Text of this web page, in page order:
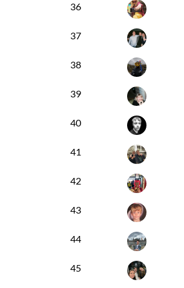
36
37
38
39
40
41
42
43
44
45